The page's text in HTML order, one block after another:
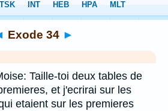
Exode 34 ►
Taille-toi deux tables de
et j'ecrirai sur les
etaient sur les premieres